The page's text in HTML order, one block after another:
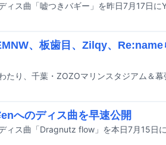
ス曲「嘘つきバギー」を昨日7月17日に
、板歯目、Zilqy、
へのディス曲を早速公開
ス曲「Dragnutz flow」を本日7月15日に